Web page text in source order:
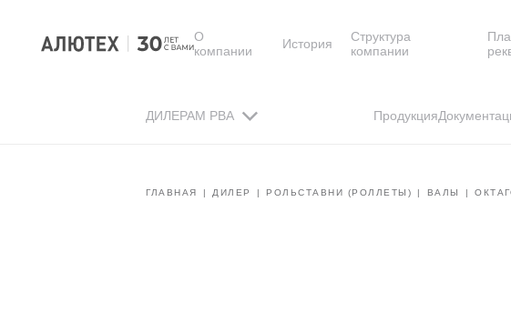
О
компании
История
Структура
компании
ДИЛЕРАМ РВА Продукция
ГЛАВНАЯ ДИЛЕР РОЛЬСТАВНИ (РОЛЛЕТЫ) ВАЛЫ